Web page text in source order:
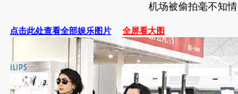
机场被偷拍毫不知情
点击此处查看全部娱乐图片 全屏看大图